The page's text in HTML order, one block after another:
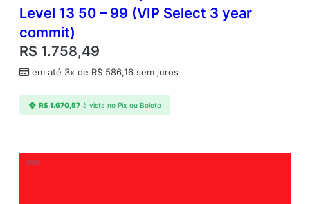
Level 13 50 – 99 (VIP Select 3 year
commit)
R$ 1.758,49
em até 3x de R$ 586,16 sem juros
R$1.670,57 à vista no Pix ou Boleto